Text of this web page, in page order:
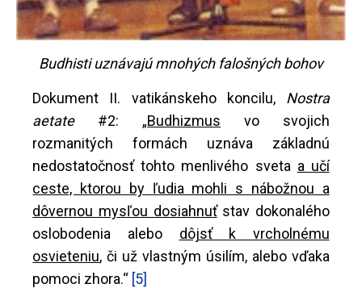
Budhisti uznávajú mnohých falošných bohov
Dokument II. vatikánskeho koncilu, Nostra
aetate #2: „Budhizmus vo svojich
rozmanitých formách uznáva základnú
nedostatočnosť tohto menlivého sveta a učí
ceste, ktorou by ľudia mohli s nábožnou a
dôvernou mysľou dosiahnuťstav dokonalého
oslobodenia alebo dôjsť k vrcholnému
osvieteniu, či už vlastným úsilím, alebo vďaka
pomoci zhora.“ [5]